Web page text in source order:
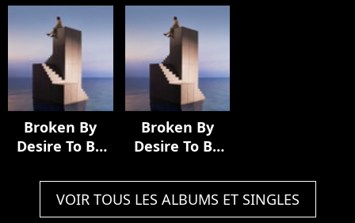
Broken By
Desire To Be
(Extended
Edition)
Broken By
Desire To Be
(Extended
Edition)
VOIR TOUS LES ALBUMS ET SINGLES